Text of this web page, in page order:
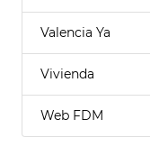
Valencia Ya
Vivienda
Web FDM